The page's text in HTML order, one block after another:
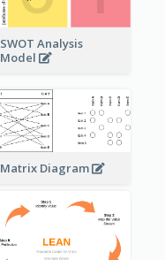
SWOT Analysis
Model
Matrix Diagram